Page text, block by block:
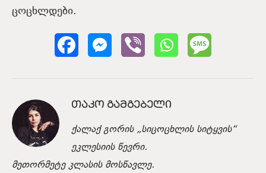
ცოცხლდები.
ᲗᲐᲙᲝ ᲒᲐᲛᲒᲔᲑᲔᲚᲘ
ქალაქ გორის „სიცოცხლის სიტყვის“
ეკლესიის წევრი.
მეთორმეტე კლასის მოსწავლე.